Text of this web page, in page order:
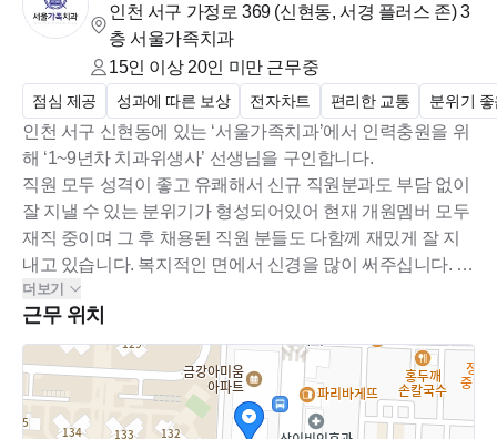
대표원장님은 서울대학교를 졸업하고 서울대치과병원 보철과
에서 수련 받은 전문의로 현재는 서울대학교 치과병원에서 외
래교수로 강의하고 계십니다. 모든 직원들이 행복하게 일할 수
있고 직원 본인이 일하는 치과를 자랑스럽게 이야기 할 수 있는
진료를 하는 높은 퀄리티의 치과를 만들어 성실하고 책임감 있
는 분과 함께 오래 일할 수 있는 치과를 만들고자 하십니다. 올
바르고 정직한 진료를 하는 서울가족치과에서 좋은 마음으로
성장해 갈 선생님 지원바랍니다..
인천 서구 가정로 369 (신현동, 서경 플러스 존) 3
층 서울가족치과
15인 이상 20인 미만근무중
점심 제공 성과에 따른 보상 전자차트 편리한 교통 분위기
인천 서구 신현동에 있는 ‘서울가족치과’에서 인력충원을 위
해 ‘1~9년차 치과위생사’ 선생님을 구인합니다.
직원 모두 성격이 좋고 유쾌해서 신규 직원분과도 부담 없이
잘 지낼 수 있는 분위기가 형성되어있어 현재 개원멤버 모두
재직 중이며 그 후 채용된 직원 분들도 다함께 재밌게 잘 지
내고 있습니다. 복지적인 면에서 신경을 많이 써주십니다. 오
버타임 분 단위 측정해 초과근무수당 지급해 주시는 것(가능
하면 오버타임 안하려고 함)은 물론 명절 및 생일 상여금과
정성 가득한 선물로 마음을 표현해주십니다. 또한 매주 월요
일, 목요일에는 직원들을 위해 원하는 카페 원하는 메뉴로 음
료 제공 뿐만 아니라 냉장고가 터질 만큼 간식도 많이 준비해
주십니다. 또한 항상 직원들의 목소리에 귀 기울이며 상호 존
더보기
근무 위치